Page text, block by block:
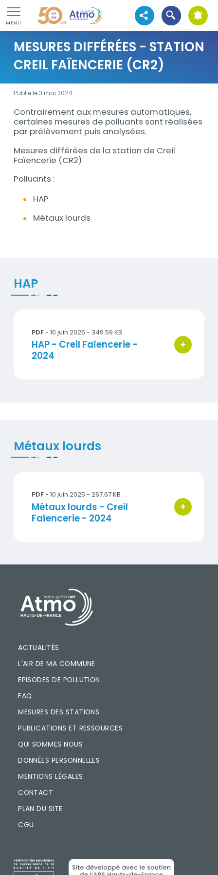
Aller au contenu
Aller au premier menu de navigation
Aller à la recherche
MENU
Atmo Hauts-de-France
Voir les réseaux sociaux
Ouvrir la
MESURES DIFFÉRÉES - STATION
CREIL FAÏENCERIE (CR2)
Publié le 3 mai 2024
Description
Contrairement aux mesures automatiques,
certaines mesures de polluants sont réalisées
par prélèvement puis analysées.
Mesures différées de la station de Creil
Faïencerie (CR2)
Polluants :
HAP
Métaux lourds
HAP
PDF- 10 juin 2025 - 349.59 KB
Titre
HAP - Creil Faïencerie -
2024
+
bouton
Métaux lourds
PDF- 10 juin 2025 - 267.67 KB
Titre
Métaux lourds - Creil
Faïencerie - 2024
+
bouton
PIED DE PAGE
ACTUALITÉS
L'AIR DE MA COMMUNE
EPISODES DE POLLUTION
FAQ
MESURES DES STATIONS
PUBLICATIONS ET RESSOURCES
QUI SOMMES NOUS
DONNÉES PERSONNELLES
MENTIONS LÉGALES
CONTACT
PLAN DU SITE
CGU
IMAGE IMAGE